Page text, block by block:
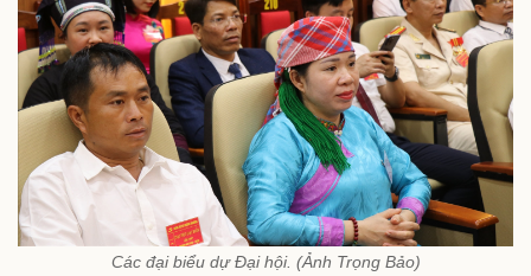
Các đại biểu dự Đại hội. (Ảnh Trọng Bảo)